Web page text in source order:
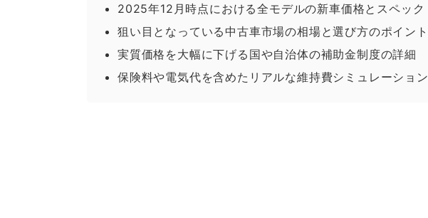
2025年12月時点における全モデルの新車価格とスペック
狙い目となっている中古車市場の相場と選び方のポイント
実質価格を大幅に下げる国や自治体の補助金制度の詳細
保険料や電気代を含めたリアルな維持費シミュレーション